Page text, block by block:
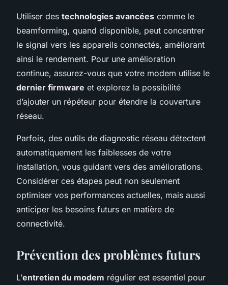
Utiliser des technologies avancées comme le
beamforming, quand disponible, peut concentrer
le signal vers les appareils connectés, améliorant
ainsi le rendement. Pour une amélioration
continue, assurez-vous que votre modem utilise le
dernier firmware et explorez la possibilité
d’ajouter un répéteur pour étendre la couverture
réseau.
Parfois, des outils de diagnostic réseau détectent
automatiquement les faiblesses de votre
installation, vous guidant vers des améliorations.
Considérer ces étapes peut non seulement
optimiser vos performances actuelles, mais aussi
anticiper les besoins futurs en matière de
connectivité.
Prévention des problèmes futurs
L’entretien du modem régulier est essentiel pour